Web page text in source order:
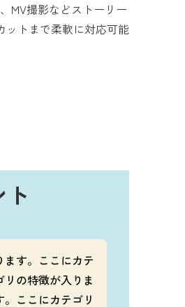
MV撮影などストーリー
ットまで柔軟に対応可能
す。ここにカテ
の特徴が入りま
ここにカテゴリ